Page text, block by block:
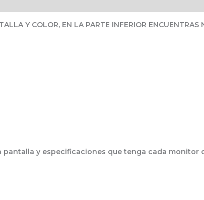
Y COLOR, EN LA PARTE INFERIOR ENCUENTRAS
y especificaciones que tenga cada monitor